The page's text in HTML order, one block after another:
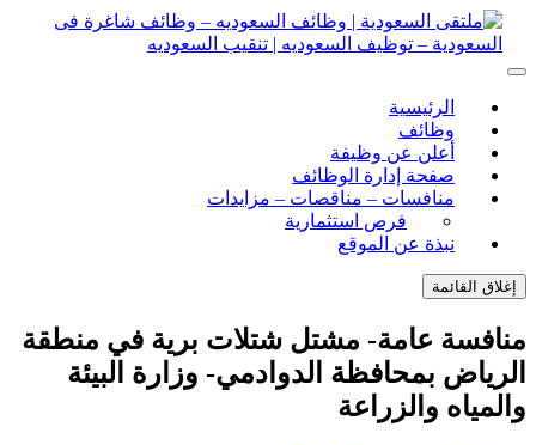
– توظيف السعوديه | تنقيب السعوديه
السعوديه | تنقيب السعوديه
الرئيسية
وظائف
أعلن عن وظيفة
صفحة إدارة الوظائف
منافسات – مناقصات – مزايدات
فرص استثمارية
نبذة عن الموقع
القائمة
عامة- مشتل شتلات برية في منطقة
بمحافظة الدوادمي- وزارة البيئة
والزراعة